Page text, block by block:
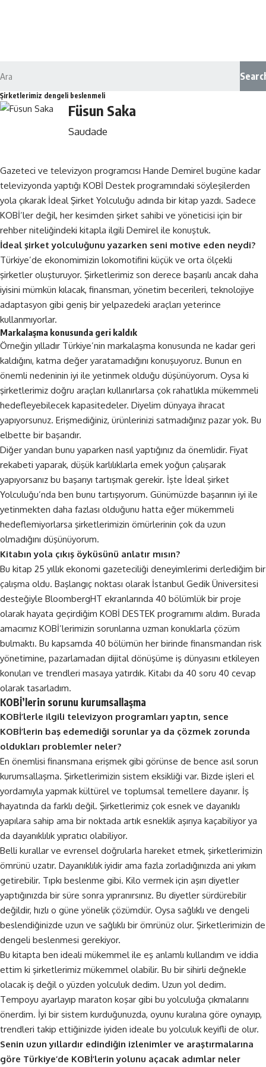
Şirketlerimiz dengeli beslenmeli
Füsun Saka
Saudade
Gazeteci ve televizyon programcısı Hande Demirel bugüne kadar
televizyonda yaptığı KOBİ Destek programındaki söyleşilerden
yola çıkarak İdeal Şirket Yolculuğu adında bir kitap yazdı. Sadece
KOBİ’ler değil, her kesimden şirket sahibi ve yöneticisi için bir
rehber niteliğindeki kitapla ilgili Demirel ile konuştuk.
İdeal şirket yolculuğunu yazarken seni motive eden neydi?
Türkiye’de ekonomimizin lokomotifini küçük ve orta ölçekli
şirketler oluşturuyor. Şirketlerimiz son derece başarılı ancak daha
iyisini mümkün kılacak, finansman, yönetim becerileri, teknolojiye
adaptasyon gibi geniş bir yelpazedeki araçları yeterince
kullanmıyorlar.
Markalaşma konusunda geri kaldık
Örneğin yılladır Türkiye’nin markalaşma konusunda ne kadar geri
kaldığını, katma değer yaratamadığını konuşuyoruz. Bunun en
önemli nedeninin iyi ile yetinmek olduğu düşünüyorum. Oysa ki
şirketlerimiz doğru araçları kullanırlarsa çok rahatlıkla mükemmeli
hedefleyebilecek kapasitedeler. Diyelim dünyaya ihracat
yapıyorsunuz. Erişmediğiniz, ürünlerinizi satmadığınız pazar yok. Bu
elbette bir başarıdır.
Diğer yandan bunu yaparken nasıl yaptığınız da önemlidir. Fiyat
rekabeti yaparak, düşük karlılıklarla emek yoğun çalışarak
yapıyorsanız bu başarıyı tartışmak gerekir. İşte İdeal şirket
Yolculuğu’nda ben bunu tartışıyorum. Günümüzde başarının iyi ile
yetinmekten daha fazlası olduğunu hatta eğer mükemmeli
hedeflemiyorlarsa şirketlerimizin ömürlerinin çok da uzun
olmadığını düşünüyorum.
Kitabın yola çıkış öyküsünü anlatır mısın?
Bu kitap 25 yıllık ekonomi gazeteciliği deneyimlerimi derlediğim bir
çalışma oldu. Başlangıç noktası olarak İstanbul Gedik Üniversitesi
desteğiyle BloombergHT ekranlarında 40 bölümlük bir proje
olarak hayata geçirdiğim KOBİ DESTEK programımı aldım. Burada
amacımız KOBİ’lerimizin sorunlarına uzman konuklarla çözüm
bulmaktı. Bu kapsamda 40 bölümün her birinde finansmandan risk
yönetimine, pazarlamadan dijital dönüşüme iş dünyasını etkileyen
konuları ve trendleri masaya yatırdık. Kitabı da 40 soru 40 cevap
olarak tasarladım.
KOBİ’lerin sorunu kurumsallaşma
KOBİ’lerle ilgili televizyon programları yaptın, sence
KOBİ’lerin baş edemediği sorunlar ya da çözmek zorunda
oldukları problemler neler?
En önemlisi finansmana erişmek gibi görünse de bence asıl sorun
kurumsallaşma. Şirketlerimizin sistem eksikliği var. Bizde işleri el
yordamıyla yapmak kültürel ve toplumsal temellere dayanır. İş
hayatında da farklı değil. Şirketlerimiz çok esnek ve dayanıklı
yapılara sahip ama bir noktada artık esneklik aşırıya kaçabiliyor ya
da dayanıklılık yıpratıcı olabiliyor.
Belli kurallar ve evrensel doğrularla hareket etmek, şirketlerimizin
ömrünü uzatır. Dayanıklılık iyidir ama fazla zorladığınızda ani yıkım
getirebilir. Tıpkı beslenme gibi. Kilo vermek için aşırı diyetler
yaptığınızda bir süre sonra yıpranırsınız. Bu diyetler sürdürebilir
değildir, hızlı o güne yönelik çözümdür. Oysa sağlıklı ve dengeli
beslendiğinizde uzun ve sağlıklı bir ömrünüz olur. Şirketlerimizin de
dengeli beslenmesi gerekiyor.
Bu kitapta ben ideali mükemmel ile eş anlamlı kullandım ve iddia
ettim ki şirketlerimiz mükemmel olabilir. Bu bir sihirli değnekle
olacak iş değil o yüzden yolculuk dedim. Uzun yol dedim.
Tempoyu ayarlayıp maraton koşar gibi bu yolculuğa çıkmalarını
önerdim. İyi bir sistem kurduğunuzda, oyunu kuralına göre oynayıp,
trendleri takip ettiğinizde iyiden ideale bu yolculuk keyifli de olur.
Senin uzun yıllardır edindiğin izlenimler ve araştırmalarına
göre Türkiye’de KOBİ’lerin yolunu açacak adımlar neler